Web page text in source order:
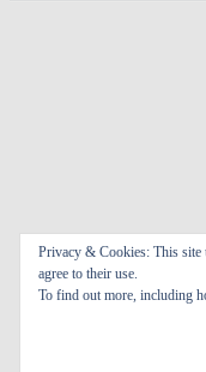
Privacy & Cookies: This site
agree to their use.
To find out more, including